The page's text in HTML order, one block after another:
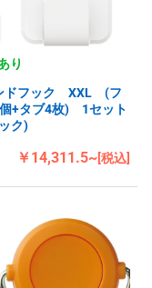
り
ドフック XXL (フ
+タブ4枚) 1セット
ク)
￥14,311.5~[税込]